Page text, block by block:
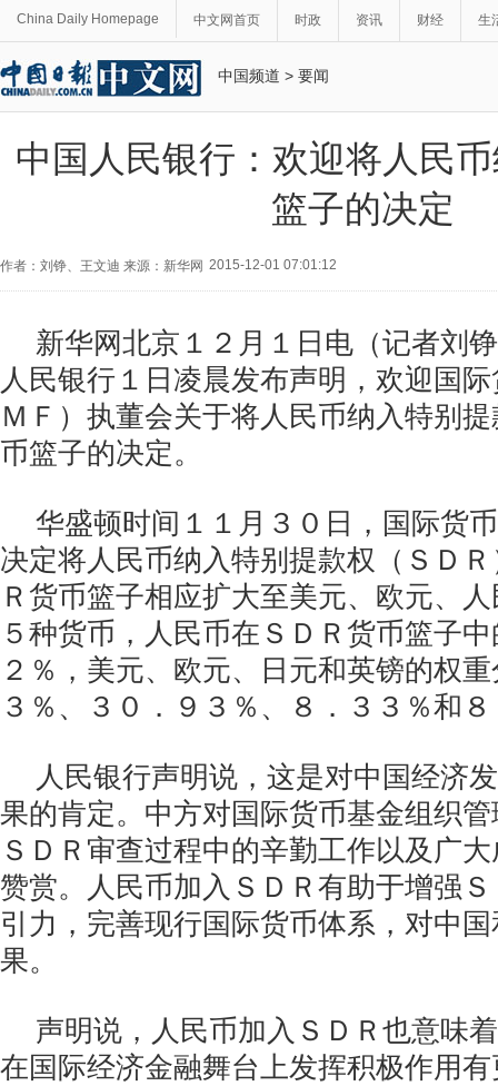
China Daily Homepage 中文网首页 时政 资讯 财经 生
中国频道 > 要闻
中国人民银行：欢迎将人民
篮子的决定
作者：刘铮、王文迪 来源：新华网 2015-12-01 07:01:12
新华网北京１２月１日电（记者刘
人民银行１日凌晨发布声明，欢迎国
ＭＦ）执董会关于将人民币纳入特别
币篮子的决定。
华盛顿时间１１月３０日，国际货
决定将人民币纳入特别提款权（ＳＤ
Ｒ货币篮子相应扩大至美元、欧元、
５种货币，人民币在ＳＤＲ货币篮子
２％，美元、欧元、日元和英镑的权
３％、３０．９３％、８．３３％和
人民银行声明说，这是对中国经济
果的肯定。中方对国际货币基金组织
ＳＤＲ审查过程中的辛勤工作以及广
赞赏。人民币加入ＳＤＲ有助于增强
引力，完善现行国际货币体系，对中
果。
声明说，人民币加入ＳＤＲ也意味
在国际经济金融舞台上发挥积极作用